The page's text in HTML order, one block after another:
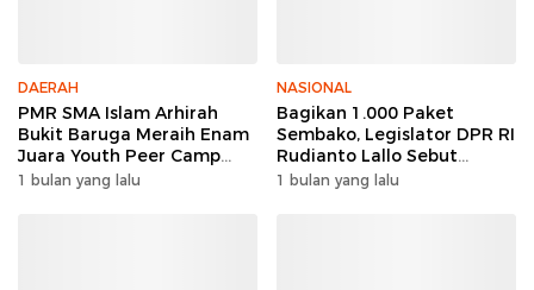
DAERAH
PMR SMA Islam Arhirah
Bukit Baruga Meraih Enam
Juara Youth Peer Camp
2026
1 bulan yang lalu
NASIONAL
Bagikan 1.000 Paket
Sembako, Legislator DPR RI
Rudianto Lallo Sebut
Kepercayaan Publik Ke
1 bulan yang lalu